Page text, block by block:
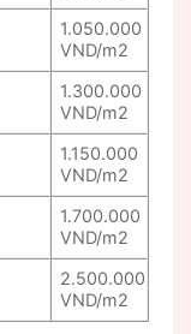
1.050.000
VND/m2
1.300.000
VND/m2
1.150.000
VND/m2
1.700.000
VND/m2
2.500.000
VND/m2